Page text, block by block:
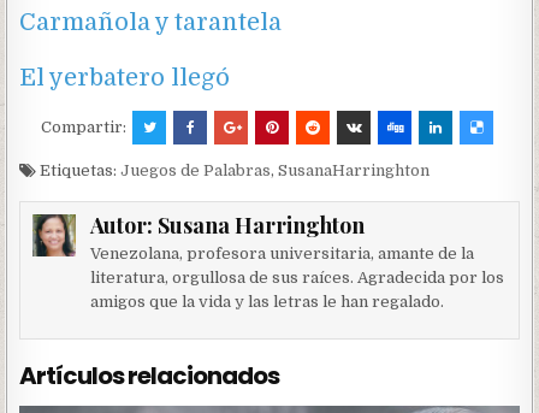
Carmañola y tarantela
El yerbatero llegó
Compartir:
Etiquetas:Juegos de Palabras,SusanaHarringhton
Autor: Susana Harringhton
Venezolana, profesora universitaria, amante de la
literatura, orgullosa de sus raíces. Agradecida por los
amigos que la vida y las letras le han regalado.
Artículos relacionados